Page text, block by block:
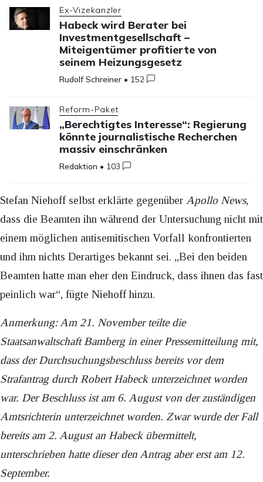
Ex-Vizekanzler
Habeck wird Berater bei
Investmentgesellschaft –
Miteigentümer profitierte von
seinem Heizungsgesetz
Rudolf Schreiner • 152
Reform-Paket
„Berechtigtes Interesse“: Regierung
könnte journalistische Recherchen
massiv einschränken
Redaktion • 103
Stefan Niehoff selbst erklärte gegenüber Apollo News,
dass die Beamten ihn während der Untersuchung nicht mit
einem möglichen antisemitischen Vorfall konfrontierten
und ihm nichts Derartiges bekannt sei. „Bei den beiden
Beamten hatte man eher den Eindruck, dass ihnen das fast
peinlich war“, fügte Niehoff hinzu.
Anmerkung: Am 21. November teilte die
Staatsanwaltschaft Bamberg in einer Pressemitteilung mit,
dass der Durchsuchungsbeschluss bereits vor dem
Strafantrag durch Robert Habeck unterzeichnet worden
war. Der Beschluss ist am 6. August von der zuständigen
Amtsrichterin unterzeichnet worden. Zwar wurde der Fall
bereits am 2. August an Habeck übermittelt,
unterschrieben hatte dieser den Antrag aber erst am 12.
September.